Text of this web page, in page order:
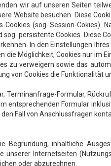
wir auf unseren Seiten
Website besuchen. Diese
(sog. Session-Cokies).
persistente Cookies. Diese
In den Einstellungen
Möglichkeit, Cookies nur im
zu verweigern sowie das
von Cookies die Funktionalität
Terminanfrage-Formular,
entsprechenden Formular
Fall von Anschlussfragen
inhaltliche
Internetseiten
oder abzurechnen.